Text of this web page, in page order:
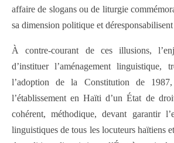
affaire de slogans ou de liturgie
sa dimension politique et déresponsabilisent
À contre-courant de ces illusions,
d’instituer l’aménagement linguistique,
l’adoption de la Constitution de
l’établissement en Haïti d’un État de
cohérent, méthodique, devant garantir
linguistiques de tous les locuteurs haïtiens